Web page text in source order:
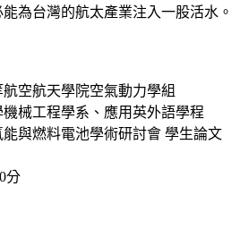
為台灣的航太產業注入一股活水。
空航天學院空氣動力學組
械工程學系、應用英外語學程
與燃料電池學術研討會 學生論文
分